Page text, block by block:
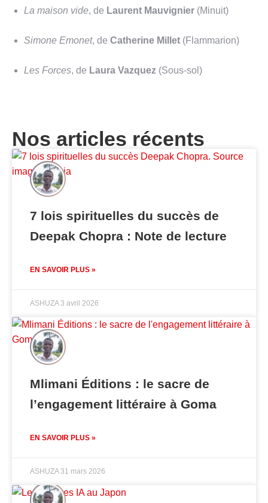
La maison vide, de Laurent Mauvignier (Minuit)
Simone Emonet, de Catherine Millet (Flammarion)
Les Forces, de Laura Vazquez (Sous-sol)
Nos articles récents
7 lois spirituelles du succès de
Deepak Chopra : Note de lecture
EN SAVOIR PLUS »
ASHUZA3 avril 2026
Mlimani Éditions : le sacre de
l’engagement littéraire à Goma
EN SAVOIR PLUS »
ASHUZA31 mars 2026